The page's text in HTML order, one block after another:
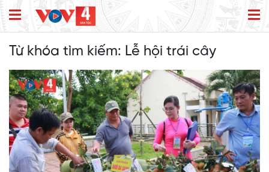
Từ khóa tìm kiếm: Lễ hội trái cây